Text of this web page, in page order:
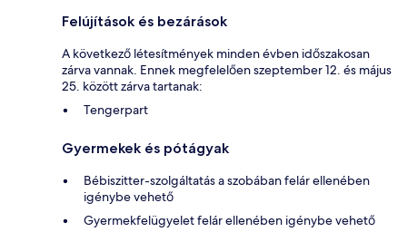
Felújítások és bezárások
A következő létesítmények minden évben időszakosan
zárva vannak. Ennek megfelelően szeptember 12. és május
25. között zárva tartanak:
Tengerpart
Gyermekek és pótágyak
Bébiszitter-szolgáltatás a szobában felár ellenében
igénybe vehető
Gyermekfelügyelet felár ellenében igénybe vehető